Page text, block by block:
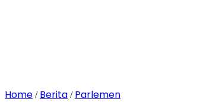
Home / Berita / Parlemen